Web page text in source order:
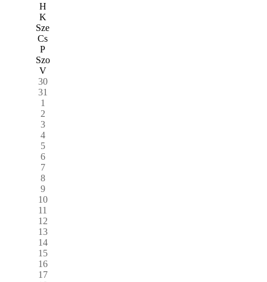
H
K
Sze
Cs
P
Szo
V
30
31
1
2
3
4
5
6
7
8
9
10
11
12
13
14
15
16
17